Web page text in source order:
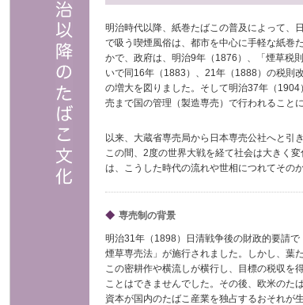
明治時代以降、紙巻たばこの普及によって、
で吸う喫煙風俗は、都市を中心に手軽な紙巻
かで、政府は、明治9年（1876）、「煙草税
いで同16年（1883）、21年（1888）の税則
の増大を図りました。そして明治37年（
売まで国の管理（製造専売）で行われること
以来、大蔵省専売局から日本専売公社へと引
この間、2度の世界大戦を経て社会は大きく
は、こうした時代の流れや世相につれてその
◆ 専売制の背景
明治31年（1898）日清戦争後の財政的要請で
煙草専売法」が施行されました。しかし、葉
この密耕作や横流しが横行し、目標の税収を
ことはできませんでした。その後、欧米のた
資本が国内のたばこ産業を独占するおそれが生